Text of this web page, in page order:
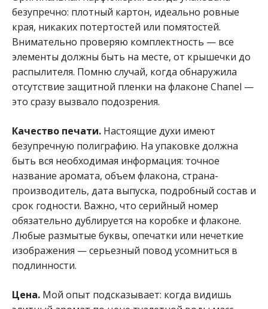
безупречно: плотный картон, идеально ровные
края, никаких потертостей или помятостей.
Внимательно проверяю комплектность — все
элементы должны быть на месте, от крышечки до
распылителя. Помню случай, когда обнаружила
отсутствие защитной пленки на флаконе Chanel —
это сразу вызвало подозрения.
Качество печати. Настоящие духи имеют
безупречную полиграфию. На упаковке должна
быть вся необходимая информация: точное
название аромата, объем флакона, страна-
производитель, дата выпуска, подробный состав и
срок годности. Важно, что серийный номер
обязательно дублируется на коробке и флаконе.
Любые размытые буквы, опечатки или нечеткие
изображения — серьезный повод усомниться в
подлинности.
Цена. Мой опыт подсказывает: когда видишь